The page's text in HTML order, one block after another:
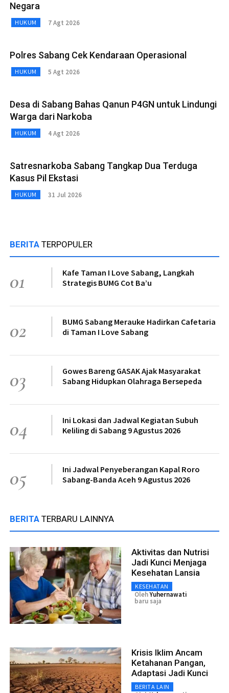
Negara
HUKUM 7 Agt 2026
Polres Sabang Cek Kendaraan Operasional
HUKUM 5 Agt 2026
Desa di Sabang Bahas Qanun P4GN untuk Lindungi
Warga dari Narkoba
HUKUM 4 Agt 2026
Satresnarkoba Sabang Tangkap Dua Terduga
Kasus Pil Ekstasi
HUKUM 31 Jul 2026
BERITA TERPOPULER
01
Kafe Taman I Love Sabang, Langkah
Strategis BUMG Cot Ba’u
02
BUMG Sabang Merauke Hadirkan Cafetaria
di Taman I Love Sabang
03
Gowes Bareng GASAK Ajak Masyarakat
Sabang Hidupkan Olahraga Bersepeda
04
Ini Lokasi dan Jadwal Kegiatan Subuh
Keliling di Sabang 9 Agustus 2026
05
Ini Jadwal Penyeberangan Kapal Roro
Sabang-Banda Aceh 9 Agustus 2026
BERITA TERBARU LAINNYA
Aktivitas dan Nutrisi
Jadi Kunci Menjaga
Kesehatan Lansia
KESEHATAN
OlehYuhernawati
baru saja
Krisis Iklim Ancam
Ketahanan Pangan,
Adaptasi Jadi Kunci
BERITA LAIN